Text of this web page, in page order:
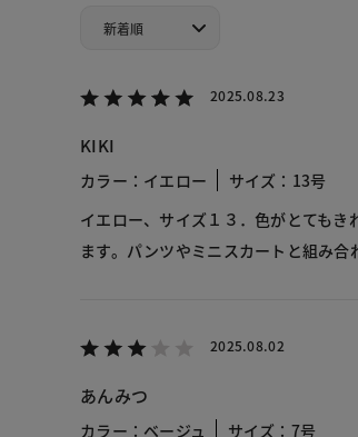
2025.08.23
KIKI
カラー：イエロー
サイズ：13号
イエロー、サイズ１３．色がとても
ます。パンツやミニスカートと組み合
2025.08.02
あんみつ
カラー：ベージュ
サイズ：7号